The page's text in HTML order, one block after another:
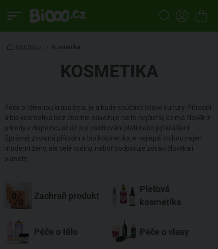
BiOOO.cz / Kosmetika
KOSMETIKA
Péče o tělesnou krásu byla, je a bude součástí lidské kultury. Přírodní
a bio kosmetika bez chemie navazuje na to nejčistší, co má člověk z
přírody k dispozici, ať už pro ošetřování pleti nebo její krášlení.
Správně zvolená přírodní a bio kosmetika je nejlepší volbou nejen
moderní ženy, ale celé rodiny, neboť podporuje zdraví člověka i
planety.
Zachraň produkt
Pleťová
kosmetika
Péče o tělo Péče o vlasy